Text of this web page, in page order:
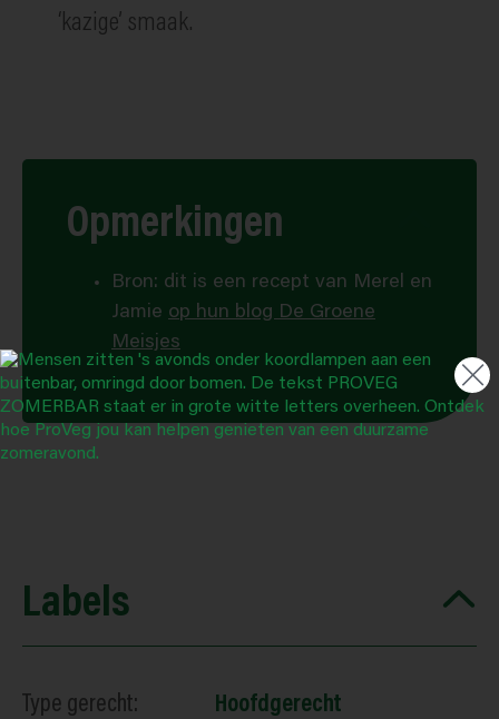
‘kazige’ smaak.
Opmerkingen
Bron: dit is een recept van Merel en
Jamie op hun blog De Groene
Meisjes
Labels
Type gerecht:
Hoofdgerecht